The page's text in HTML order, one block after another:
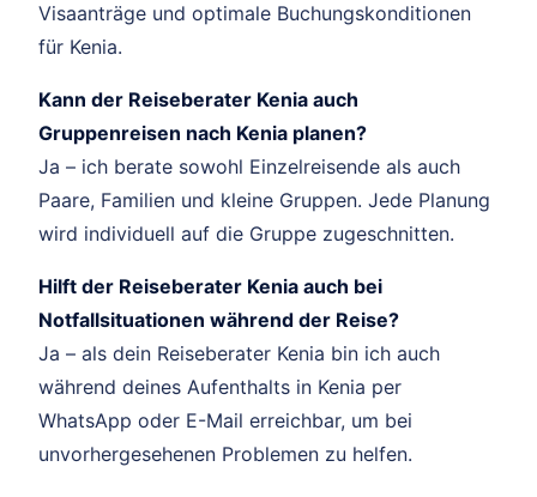
Visaanträge und optimale Buchungskonditionen
für Kenia.
Kann der Reiseberater Kenia auch
Gruppenreisen nach Kenia planen?
Ja – ich berate sowohl Einzelreisende als auch
Paare, Familien und kleine Gruppen. Jede Planung
wird individuell auf die Gruppe zugeschnitten.
Hilft der Reiseberater Kenia auch bei
Notfallsituationen während der Reise?
Ja – als dein Reiseberater Kenia bin ich auch
während deines Aufenthalts in Kenia per
WhatsApp oder E-Mail erreichbar, um bei
unvorhergesehenen Problemen zu helfen.